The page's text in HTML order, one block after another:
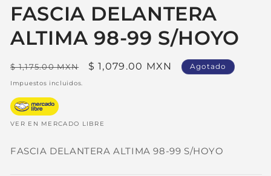
modal
FASCIA DELANTERA
ALTIMA 98-99 S/HOYO
Precio
habitual
$ 1,175.00 MXN
Precio
$ 1,079.00 MXN Agotado
Impuestos incluidos.
VER EN MERCADO LIBRE
FASCIA DELANTERA ALTIMA 98-99 S/HOYO